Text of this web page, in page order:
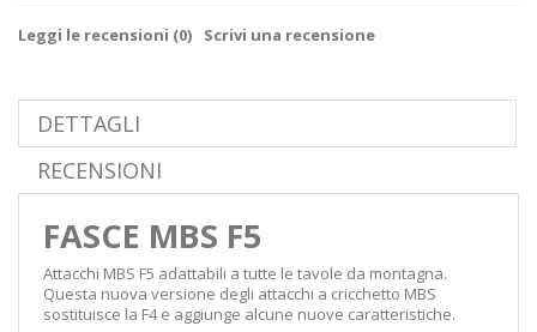
Leggi le recensioni (0) Scrivi una recensione
DETTAGLI
RECENSIONI
FASCE MBS F5
Attacchi MBS F5 adattabili a tutte le tavole da montagna.
Questa nuova versione degli attacchi a cricchetto MBS
sostituisce la F4 e aggiunge alcune nuove caratteristiche.